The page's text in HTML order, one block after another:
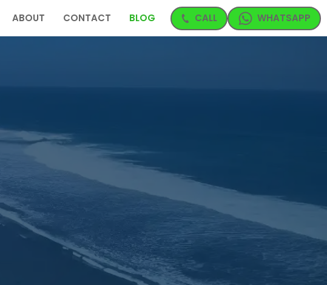
ABOUT CONTACT BLOG CALL WHATSAPP